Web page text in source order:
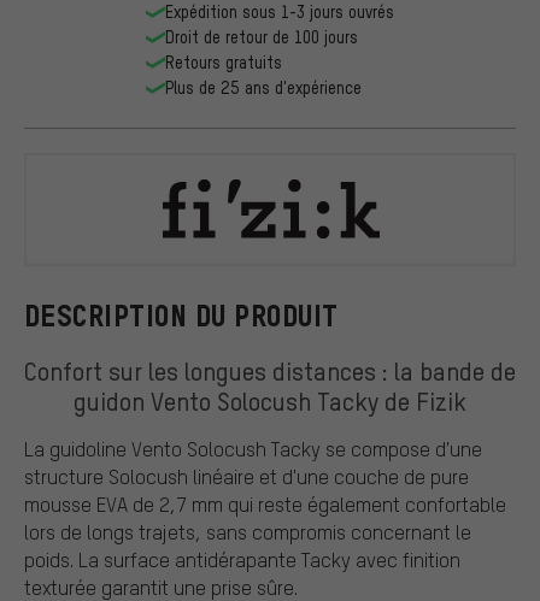
DESCRIPTION DU PRODUIT
Confort sur les longues distances : la bande de
guidon Vento Solocush Tacky de Fizik
La guidoline Vento Solocush Tacky se compose d'une
structure Solocush linéaire et d'une couche de pure
mousse EVA de 2,7 mm qui reste également confortable
lors de longs trajets, sans compromis concernant le
poids. La surface antidérapante Tacky avec finition
texturée garantit une prise sûre.
Expédition sous 1-3 jours ouvrés
Droit de retour de 100 jours
Retours gratuits
Plus de 25 ans d'expérience
Fizik